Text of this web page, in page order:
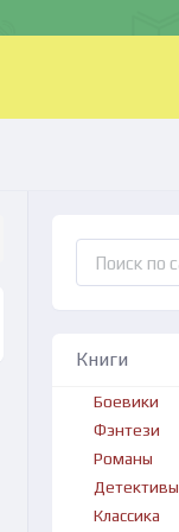
Книги
Боевики
Фэнтези
Романы
Детективы
Классика